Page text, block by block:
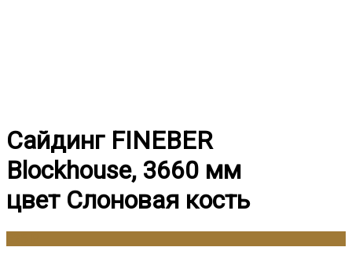
Сайдинг FINEBER
Blockhouse, 3660 мм
цвет Слоновая кость